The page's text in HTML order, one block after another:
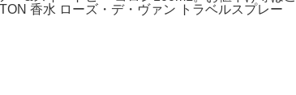
香水 ローズ・デ・ヴァン トラベルスプレー